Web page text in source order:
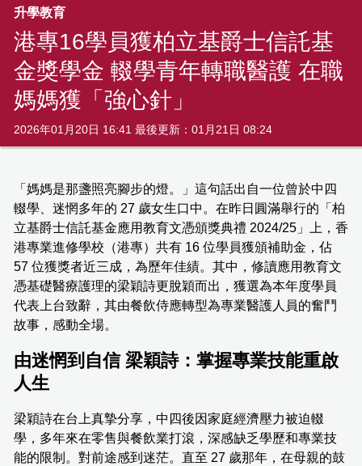
升學教育
港專16學員獲柏立基爵士信託基
金獎學金 輟學青年轉職醫護 在職
媽媽獲「強心針」
2026年01月20日 16:41 最後更新：01月21日 08:24
「媽媽是那盞照亮腳步的燈。」這句話出自一位曾於中四
輟學、迷惘多年的 27 歲女生口中。在昨日圓滿舉行的「柏
立基爵士信託基金應用教育文憑頒獎典禮 2024/25」上，香
港專業進修學校（港專）共有 16 位學員獲頒補助金，佔
57 位獲獎者近三成，為歷年佳績。其中，修讀應用教育文
憑基礎醫療護理的梁穎詩更脫穎而出，獲選為本年度學員
代表上台致辭，其由餐飲侍應轉型為專業醫護人員的奮鬥
故事，感動全場。
由迷惘到自信 梁穎詩：掌握專業技能重啟
人生
梁穎詩在台上真摯分享，中四後因家庭經濟壓力被迫輟
學，多年來在零售與餐飲業打滾，深感缺乏學歷和專業技
能的限制。對前途感到迷茫。直至 27 歲那年，在母親的鼓